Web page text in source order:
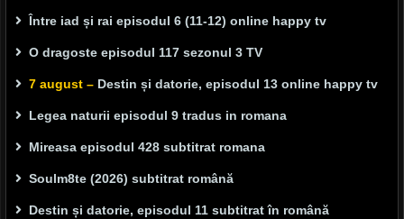
Între iad și rai episodul 6 (11-12) online happy tv
O dragoste episodul 117 sezonul 3 TV
7 august – Destin și datorie, episodul 13 online happy tv
Legea naturii episodul 9 tradus in romana
Mireasa episodul 428 subtitrat romana
Soulm8te (2026) subtitrat română
Destin și datorie, episodul 11 subtitrat în română